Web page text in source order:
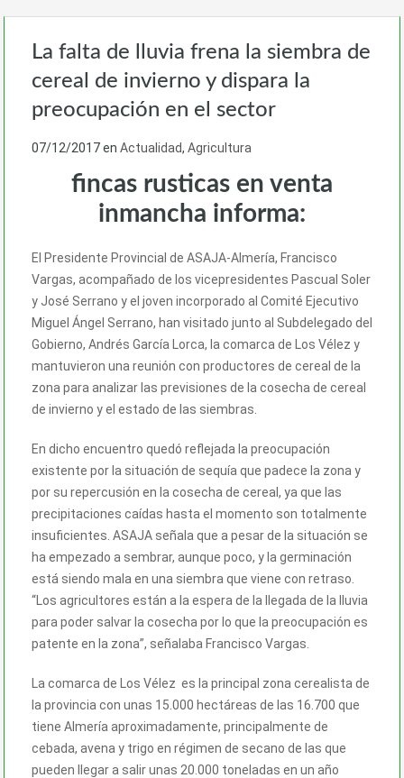
La falta de lluvia frena la siembra de
cereal de invierno y dispara la
preocupación en el sector
07/12/2017en Actualidad, Agricultura
fincas rusticas en venta
inmancha informa:
El Presidente Provincial de ASAJA-Almería, Francisco
Vargas, acompañado de los vicepresidentes Pascual Soler
y José Serrano y el joven incorporado al Comité Ejecutivo
Miguel Ángel Serrano, han visitado junto al Subdelegado del
Gobierno, Andrés García Lorca, la comarca de Los Vélez y
mantuvieron una reunión con productores de cereal de la
zona para analizar las previsiones de la cosecha de cereal
de invierno y el estado de las siembras.
En dicho encuentro quedó reflejada la preocupación
existente por la situación de sequía que padece la zona y
por su repercusión en la cosecha de cereal, ya que las
precipitaciones caídas hasta el momento son totalmente
insuficientes. ASAJA señala que a pesar de la situación se
ha empezado a sembrar, aunque poco, y la germinación
está siendo mala en una siembra que viene con retraso.
“Los agricultores están a la espera de la llegada de la lluvia
para poder salvar la cosecha por lo que la preocupación es
patente en la zona”, señalaba Francisco Vargas.
La comarca de Los Vélez es la principal zona cerealista de
la provincia con unas 15.000 hectáreas de las 16.700 que
tiene Almería aproximadamente, principalmente de
cebada, avena y trigo en régimen de secano de las que
pueden llegar a salir unas 20.000 toneladas en un año